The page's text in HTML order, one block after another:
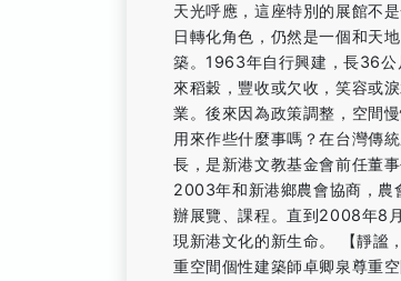
天光呼應，這座特別的展館不
日轉化角色，仍然是一個和天
築。1963年自行興建，長36
來稻穀，豐收或欠收，笑容或
業。後來因為政策調整，空間
用來作些什麼事嗎？在台灣傳
長，是新港文教基金會前任董
2003年和新港鄉農會協商，農
辦展覽、課程。直到2008年8
現新港文化的新生命。 【靜謐
重空間個性建築師卓卿泉尊重